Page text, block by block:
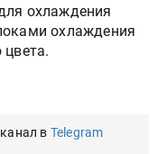
охлаждения
охлаждения
в Telegram